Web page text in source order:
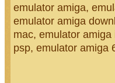
emulator amiga,
emulator amiga
mac, emulator
psp, emulator amiga